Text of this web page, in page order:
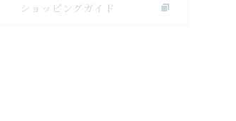
ショッピングガイド